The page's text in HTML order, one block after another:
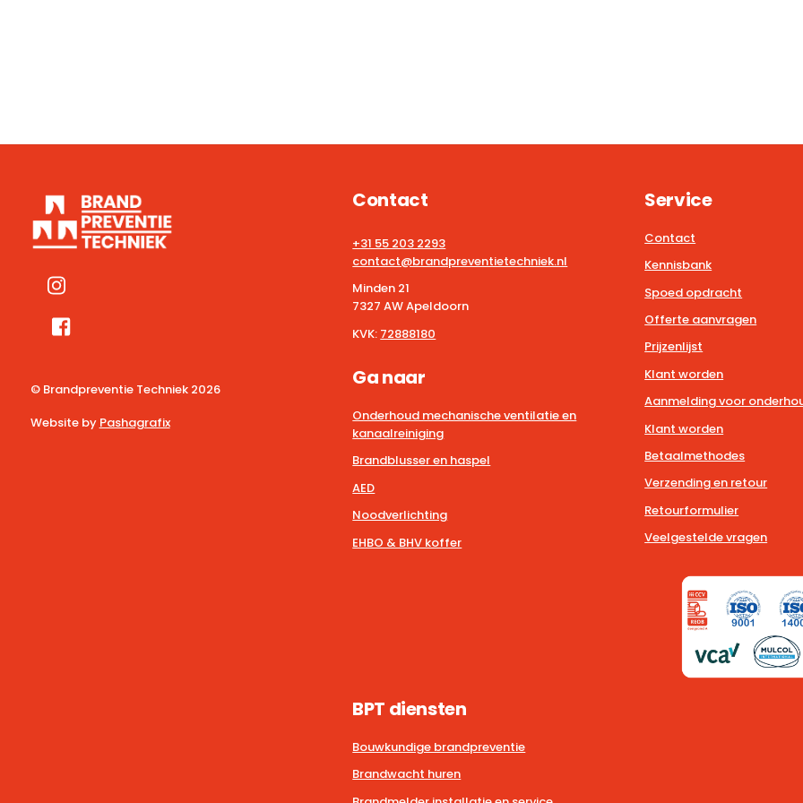
© Brandpreventie Techniek 2026
Website by Pashagrafix
Contact
+31 55 203 2293
contact@brandpreventietechniek.nl
Minden 21
7327 AW Apeldoorn
KVK: 72888180
Ga naar
Onderhoud mechanische ventilatie en
kanaalreiniging
Brandblusser en haspel
AED
Noodverlichting
EHBO & BHV koffer
Service
Contact
Kennisbank
Spoed opdracht
Offerte aanvragen
Prijzenlijst
Klant worden
Aanmelding voor
Klant worden
Betaalmethodes
Verzending en retour
Retourformulier
Veelgestelde vragen
BPT diensten
Bouwkundige brandpreventie
Brandwacht huren